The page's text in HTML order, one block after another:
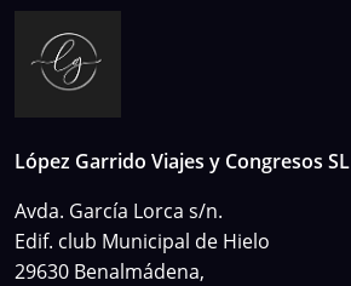
López Garrido Viajes y Congresos SL
Avda. García Lorca s/n.
Edif. club Municipal de Hielo
29630 Benalmádena,